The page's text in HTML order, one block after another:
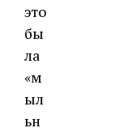
это
бы
ла
«м
ыл
ьн